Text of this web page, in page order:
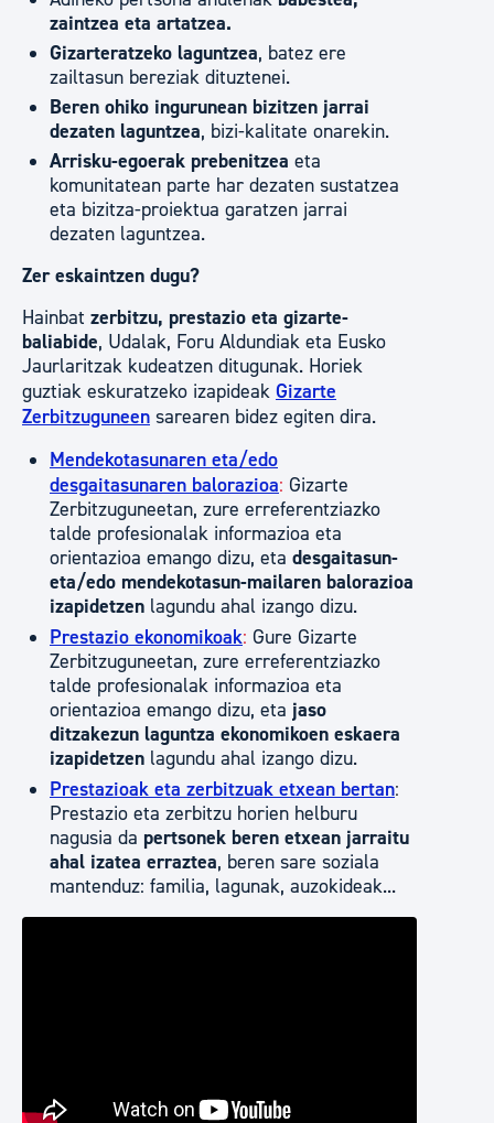
zaintzea eta artatzea.
Gizarteratzeko laguntzea, batez ere
zailtasun bereziak dituztenei.
Beren ohiko ingurunean bizitzen jarrai
dezaten laguntzea, bizi-kalitate onarekin.
Arrisku-egoerak prebenitzea eta
komunitatean parte har dezaten sustatzea
eta bizitza-proiektua garatzen jarrai
dezaten laguntzea.
Zer eskaintzen dugu?
Hainbat zerbitzu, prestazio eta gizarte-
baliabide, Udalak, Foru Aldundiak eta Eusko
Jaurlaritzak kudeatzen ditugunak. Horiek
guztiak eskuratzeko izapideak Gizarte
Zerbitzuguneen sarearen bidez egiten dira.
Mendekotasunaren eta/edo
desgaitasunaren balorazioa: Gizarte
Zerbitzuguneetan, zure erreferentziazko
talde profesionalak informazioa eta
orientazioa emango dizu, eta desgaitasun-
eta/edo mendekotasun-mailaren balorazioa
izapidetzen lagundu ahal izango dizu.
Prestazio ekonomikoak: Gure Gizarte
Zerbitzuguneetan, zure erreferentziazko
talde profesionalak informazioa eta
orientazioa emango dizu, eta jaso
ditzakezun laguntza ekonomikoen eskaera
izapidetzen lagundu ahal izango dizu.
Prestazioak eta zerbitzuak etxean bertan:
Prestazio eta zerbitzu horien helburu
nagusia da pertsonek beren etxean jarraitu
ahal izatea erraztea, beren sare soziala
mantenduz: familia, lagunak, auzokideak...